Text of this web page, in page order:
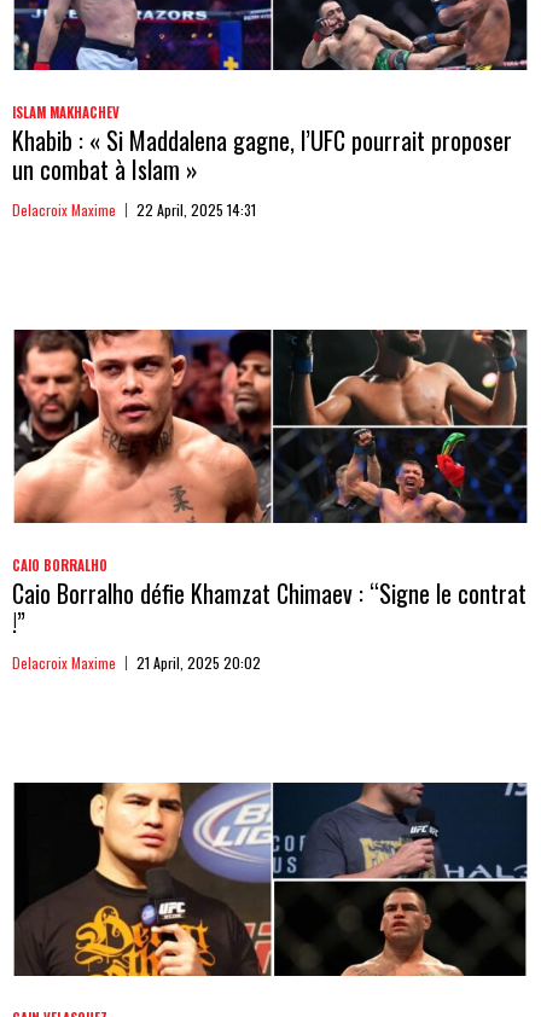
ISLAM MAKHACHEV
Khabib : « Si Maddalena gagne, l’UFC pourrait proposer
un combat à Islam »
Delacroix Maxime 22 April, 2025 14:31
CAIO BORRALHO
Caio Borralho défie Khamzat Chimaev : “Signe le contrat
!”
Delacroix Maxime 21 April, 2025 20:02